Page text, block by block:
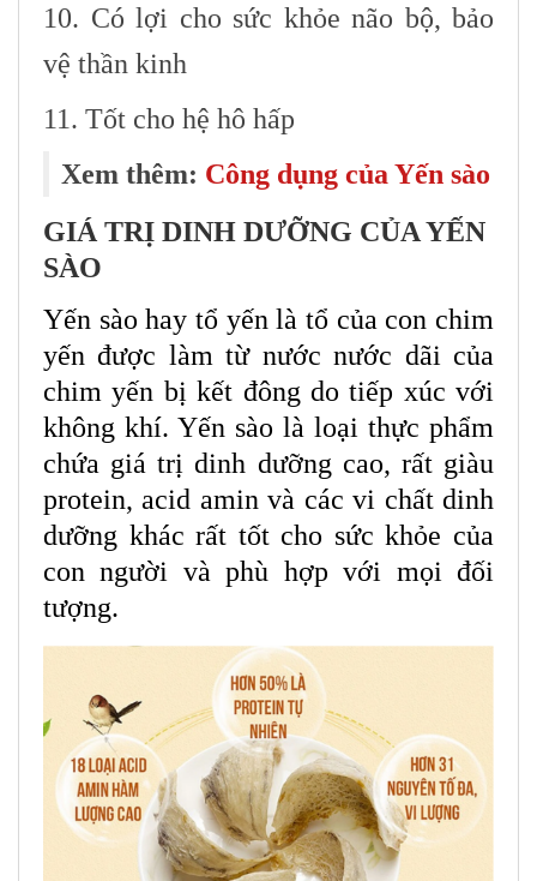
10. Có lợi cho sức khỏe não bộ, bảo
vệ thần kinh
11. Tốt cho hệ hô hấp
Xem thêm: Công dụng của Yến sào
GIÁ TRỊ DINH DƯỠNG CỦA YẾN
SÀO
Yến sào hay tổ yến là tổ của con chim
yến được làm từ nước nước dãi của
chim yến bị kết đông do tiếp xúc với
không khí. Yến sào là loại thực phẩm
chứa giá trị dinh dưỡng cao, rất giàu
protein, acid amin và các vi chất dinh
dưỡng khác rất tốt cho sức khỏe của
con người và phù hợp với mọi đối
tượng.